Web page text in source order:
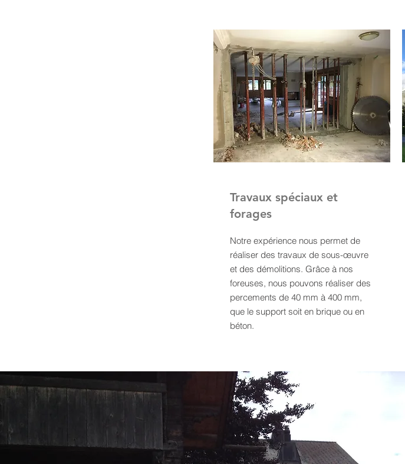
Travaux spéciaux et
forages
Notre expérience nous permet de
réaliser des travaux de sous-œuvre
et des démolitions. Grâce à nos
foreuses, nous pouvons réaliser des
percements de 40 mm à 400 mm,
que le support soit en brique ou en
béton.